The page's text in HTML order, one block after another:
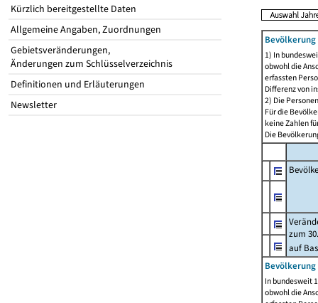
Kürzlich bereitgestellte Daten
Allgemeine Angaben, Zuordnungen
Gebietsveränderungen,
Änderungen zum Schlüsselverzeichnis
Definitionen und Erläuterungen
Newsletter
1) In
obwohl die
erfassten
Differenz von
2) Die
Für die
keine Zahlen
Die
zum
auf
Bevölkerung
In bundesweit
obwohl die